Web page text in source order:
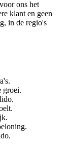
ons het
klant en geen
in de regio's
groei.